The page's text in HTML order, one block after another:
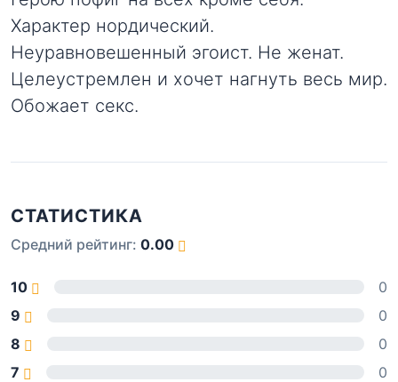
Характер нордический.
Неуравновешенный эгоист. Не женат.
Целеустремлен и хочет нагнуть весь мир.
Обожает секс.
СТАТИСТИКА
Средний рейтинг: 0.00
10
0
9
0
8
0
7
0